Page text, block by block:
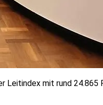
mit rund